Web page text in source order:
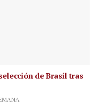
de Brasil tras